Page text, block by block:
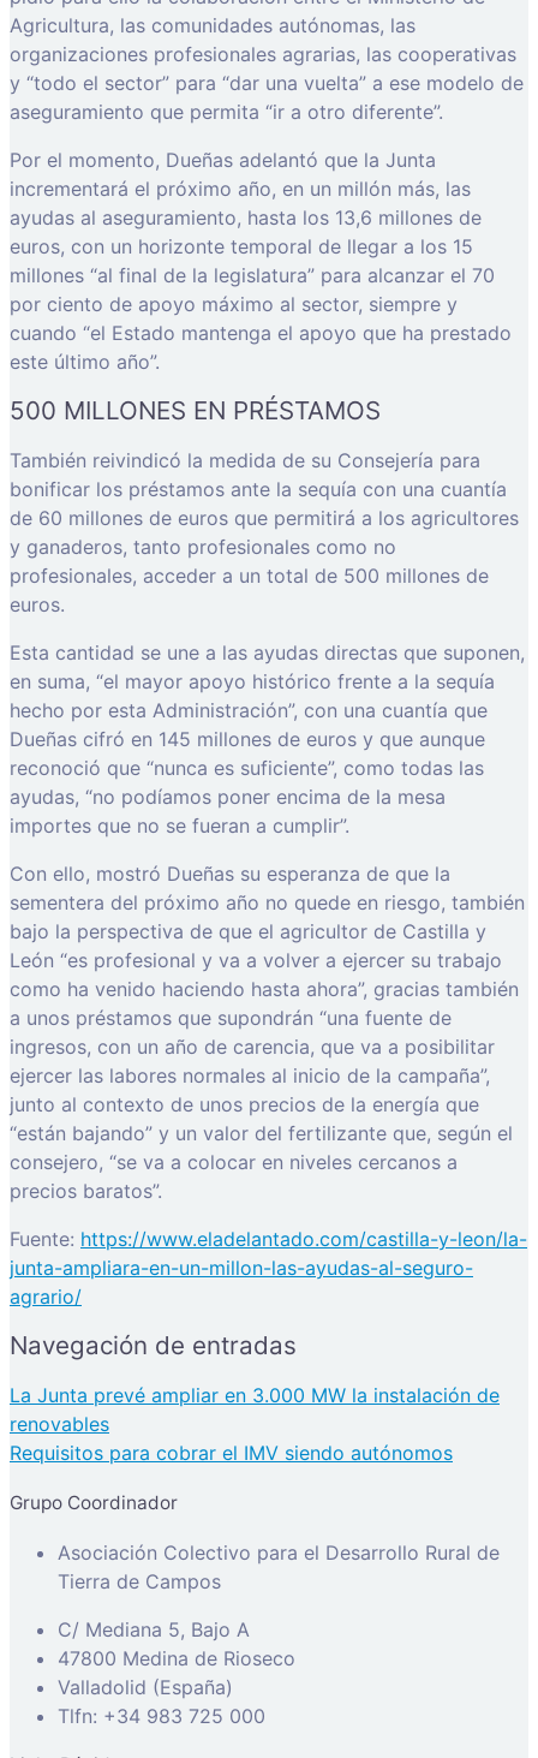
Agricultura, las comunidades autónomas, las
organizaciones profesionales agrarias, las cooperativas
y “todo el sector” para “dar una vuelta” a ese modelo de
aseguramiento que permita “ir a otro diferente”.
Por el momento, Dueñas adelantó que la Junta
incrementará el próximo año, en un millón más, las
ayudas al aseguramiento, hasta los 13,6 millones de
euros, con un horizonte temporal de llegar a los 15
millones “al final de la legislatura” para alcanzar el 70
por ciento de apoyo máximo al sector, siempre y
cuando “el Estado mantenga el apoyo que ha prestado
este último año”.
500 MILLONES EN PRÉSTAMOS
También reivindicó la medida de su Consejería para
bonificar los préstamos ante la sequía con una cuantía
de 60 millones de euros que permitirá a los agricultores
y ganaderos, tanto profesionales como no
profesionales, acceder a un total de 500 millones de
euros.
Esta cantidad se une a las ayudas directas que suponen,
en suma, “el mayor apoyo histórico frente a la sequía
hecho por esta Administración”, con una cuantía que
Dueñas cifró en 145 millones de euros y que aunque
reconoció que “nunca es suficiente”, como todas las
ayudas, “no podíamos poner encima de la mesa
importes que no se fueran a cumplir”.
Con ello, mostró Dueñas su esperanza de que la
sementera del próximo año no quede en riesgo, también
bajo la perspectiva de que el agricultor de Castilla y
León “es profesional y va a volver a ejercer su trabajo
como ha venido haciendo hasta ahora”, gracias también
a unos préstamos que supondrán “una fuente de
ingresos, con un año de carencia, que va a posibilitar
ejercer las labores normales al inicio de la campaña”,
junto al contexto de unos precios de la energía que
“están bajando” y un valor del fertilizante que, según el
consejero, “se va a colocar en niveles cercanos a
precios baratos”.
Fuente: https://www.eladelantado.com/castilla-y-leon/la-
junta-ampliara-en-un-millon-las-ayudas-al-seguro-
agrario/
Navegación de entradas
La Junta prevé ampliar en 3.000 MW la instalación de
renovables
Requisitos para cobrar el IMV siendo autónomos
Grupo Coordinador
Asociación Colectivo para el Desarrollo Rural de
Tierra de Campos
C/ Mediana 5, Bajo A
47800 Medina de Rioseco
Valladolid (España)
Tlfn: +34 983 725 000